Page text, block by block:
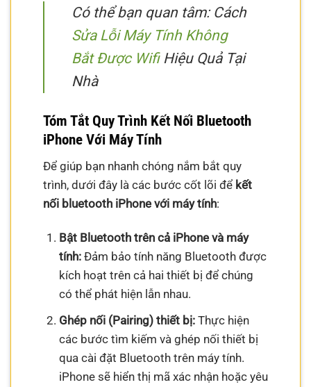
Có thể bạn quan tâm: Cách
Sửa Lỗi Máy Tính Không
Bắt Được WifiHiệu Quả Tại
Nhà
Tóm Tắt Quy Trình Kết Nối Bluetooth
iPhone Với Máy Tính
Để giúp bạn nhanh chóng nắm bắt quy
trình, dưới đây là các bước cốt lõi để kết
nối bluetooth iPhone với máy tính:
Bật Bluetooth trên cả iPhone và máy
tính:Đảm bảo tính năng Bluetooth được
kích hoạt trên cả hai thiết bị để chúng
có thể phát hiện lẫn nhau.
Ghép nối (Pairing) thiết bị:Thực hiện
các bước tìm kiếm và ghép nối thiết bị
qua cài đặt Bluetooth trên máy tính.
iPhone sẽ hiển thị mã xác nhận hoặc yêu